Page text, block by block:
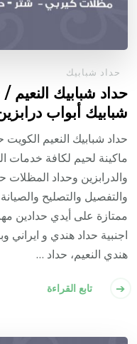
حداد شبابيك
شبابيك أبواب
حداد شبابيك النعيم
ماكينة لحيم لكافة خدمات
والدرابزين وحداد
والتفصيل والتصليح
ممتازة على أيدي حدادين
اجنبية حداد هندي و
هندي النعيم، حداد …
تابع القراءة